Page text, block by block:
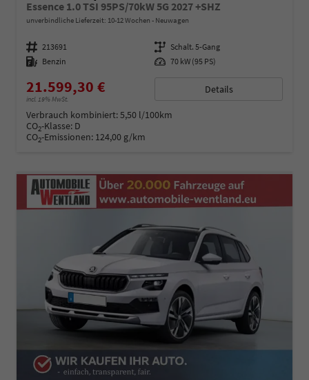
Essence 1.0 TSI 95PS/70kW 5G 2027 +SHZ
unverbindliche Lieferzeit: 10-12 Wochen Neuwagen
Fahrzeugnummer 213691 Getriebe Schalt. 5-Gang
Kraftstoff Benzin Leistung 70 kW (95 PS)
21.599,30 €
incl. 19% MwSt.
Details
Verbrauch kombiniert:5,50 l/100km
CO2-Klasse: D
CO2-Emissionen: 124,00 g/km